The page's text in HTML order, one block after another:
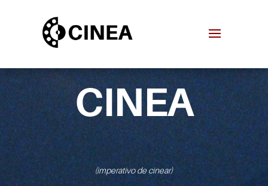
CINEA
(imperativo de cinear)